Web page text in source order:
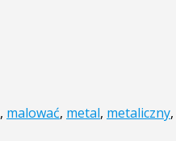
, malować, metal, metaliczny,